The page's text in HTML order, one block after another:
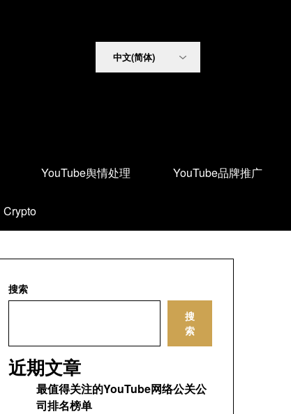
YouTube舆情处理 YouTube品牌推广
Crypto
搜索
搜
索
近期文章
最值得关注的YouTube网络公关公
司排名榜单